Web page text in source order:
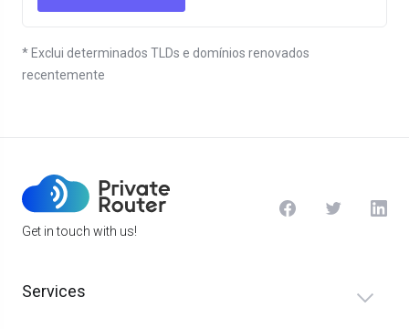
* Exclui determinados TLDs e domínios renovados
recentemente
Get in touch with us!
Services